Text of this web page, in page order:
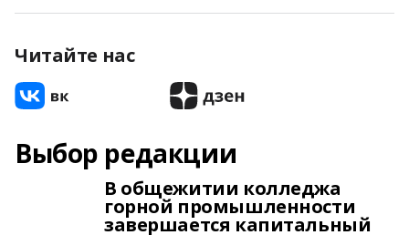
Читайте нас
Выбор редакции
В общежитии колледжа
горной промышленности
завершается капитальный